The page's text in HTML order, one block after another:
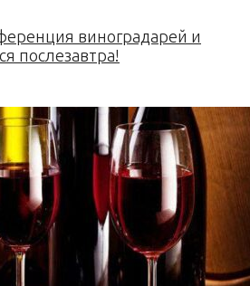
виноградарей и
послезавтра!